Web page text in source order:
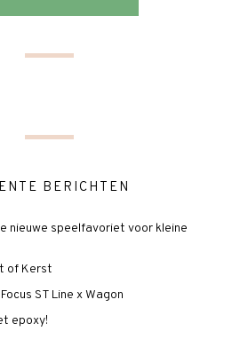
BERICHTEN
nieuwe speelfavoriet voor kleine
of Kerst
ST Line x Wagon
epoxy!